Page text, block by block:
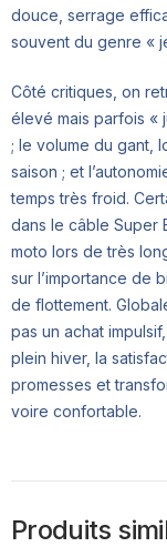
douce, serrage
souvent du genre «
Côté critiques, on
élevé mais parfois «
; le volume du gant,
saison ; et
temps très froid.
dans le câble Super
moto lors de très
sur l’importance de
de flottement.
pas un achat
plein hiver, la
promesses et
voire confortable.
Produits